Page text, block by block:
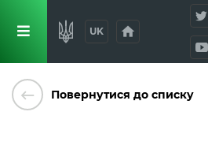
UK home
keyboard_backspace Повернутися до списку